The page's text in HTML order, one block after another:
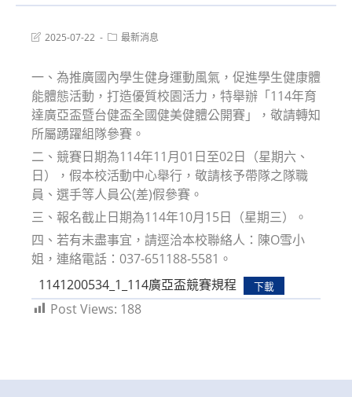
Post2025-07-22
Post最新消息
一、為推廣國內學生健身運動風氣，促進學生健康體
能體態活動，打造優質校園活力，特舉辦「114年育
達廣亞盃暨台健盃全國健美健體公開賽」，敬請轉知
所屬踴躍組隊參賽。
二、競賽日期為114年11月01日至02日（星期六、
日），假本校活動中心舉行，敬請核予帶隊之隊職
員、選手等人員公(差)假參賽。
三、報名截止日期為114年10月15日（星期三）。
四、若有未盡事宜，請逕洽本校聯絡人：陳O雪小
姐，連絡電話：037-651188-5581。
1141200534_1_114廣亞盃競賽規程
下載
Post Views: 188